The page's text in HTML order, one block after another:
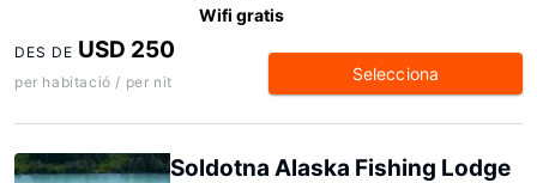
Wifi gratis
DES DE USD 250
per habitació / per nit Selecciona
Soldotna Alaska Fishing Lodge